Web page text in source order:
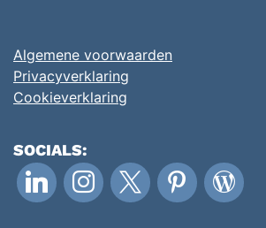
Algemene voorwaarden
Privacyverklaring
Cookieverklaring
SOCIALS:
linkedininstagram
x pinterestwordpress